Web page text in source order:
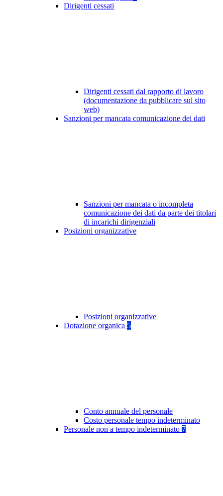
Dirigenti cessati
Dirigenti cessati dal rapporto di lavoro
(documentazione da pubblicare sul sito
web)
Sanzioni per mancata comunicazione dei dati
Sanzioni per mancata o incompleta
comunicazione dei dati da parte dei titolari
di incarichi dirigenziali
Posizioni organizzative
Posizioni organizzative
Dotazione organica 5
Conto annuale del personale
Costo personale tempo indeterminato
Personale non a tempo indeterminato 7